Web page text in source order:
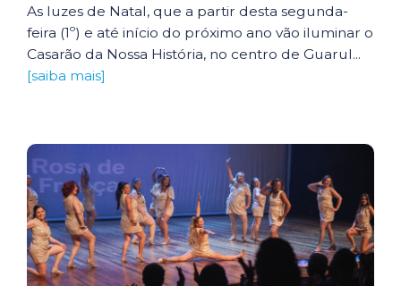
As luzes de Natal, que a partir desta segunda-
feira (1º) e até início do próximo ano vão iluminar o
Casarão da Nossa História, no centro de Guarul...
[saiba mais]